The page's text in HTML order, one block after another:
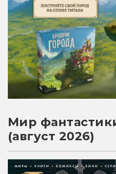
Мир
(август 2026)